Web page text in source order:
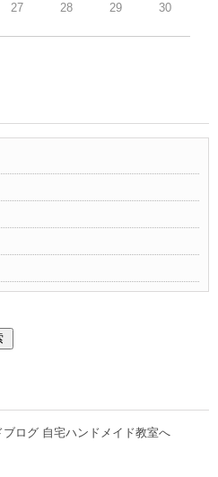
27 28 29
30